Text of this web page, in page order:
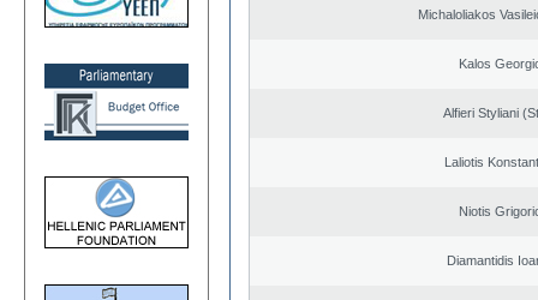
Michaloliakos
Kalos
Alfieri Styliani
Laliotis
Niotis
Diamantidis